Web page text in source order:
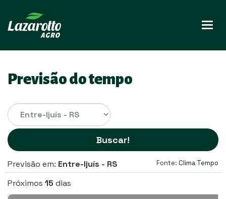
Previsão do tempo
Buscar!
Previsão em: Entre-Ijuís - RS Fonte: Clima Tempo
Próximos 15 dias